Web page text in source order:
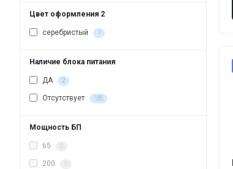
Цвет оформления 2
серебристый 1
Наличие блока питания
ДА 2
Отсутствует 135
Мощность БП
65 0
200 0